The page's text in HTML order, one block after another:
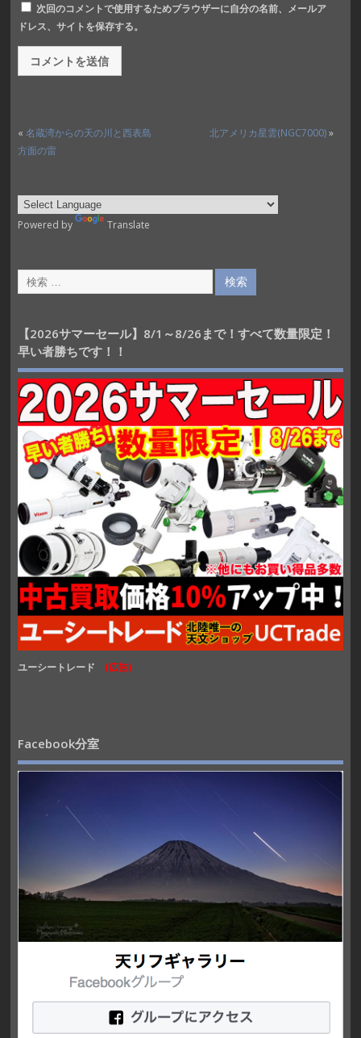
次回のコメントで使用するためブラウザーに自分の名前、メールア
ドレス、サイトを保存する。
« 名蔵湾からの天の川と西表島
方面の雷
北アメリカ星雲(NGC7000)»
Powered by Translate
【2026サマーセール】8/1～8/26まで！すべて数量限定！
早い者勝ちです！！
ユーシートレード (広告)
Facebook分室